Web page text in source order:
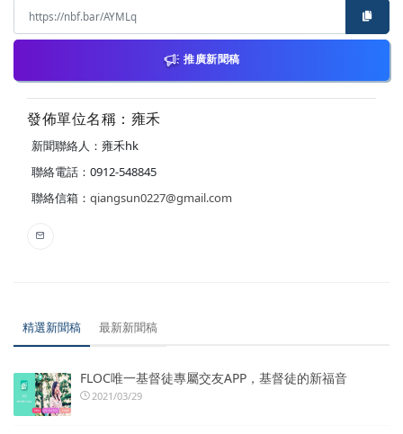
推廣新聞稿
發佈單位名稱：雍禾
新聞聯絡人：雍禾hk
聯絡電話：0912-548845
聯絡信箱： qiangsun0227@gmail.com
精選新聞稿 最新新聞稿
FLOC唯一基督徒專屬交友APP，基督徒的新福音
2021/03/29